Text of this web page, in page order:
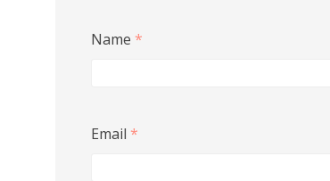
Name *
Email *